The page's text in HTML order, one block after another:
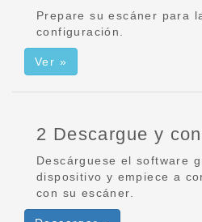
Prepare su escáner para
configuración.
Ver »
2 Descargue y
Descárguese el software
dispositivo y empiece a
con su escáner.